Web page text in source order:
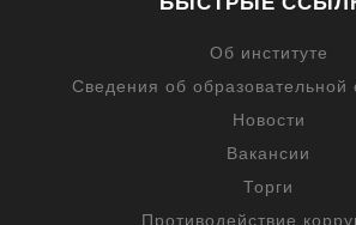
Об институте
Сведения об образовательной
Новости
Вакансии
Торги
Противодействие